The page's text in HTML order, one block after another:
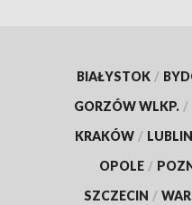
BIAŁYSTOK /
GORZÓW WLKP. /
KRAKÓW / LUBLIN
OPOLE /
SZCZECIN /